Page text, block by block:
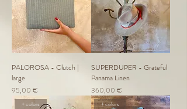
PALOROSA - Clutch |
large
Prezzo
95,00 €
SUPERDUPER - Grateful
Panama Linen
Prezzo
360,00 €
+ colors + colors